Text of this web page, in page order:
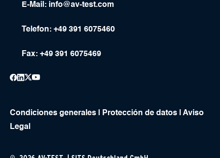
E-Mail: info@av-test.com
Telefon: +49 391 6075460
Fax: +49 391 6075469
Condiciones generales Protección de datos
Aviso
Legal